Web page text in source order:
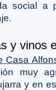
social a
y vinos
Casa
muy
y en